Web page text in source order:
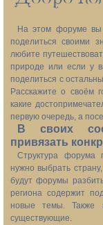
На этом форуме вы
поделиться своими
любите
природе или если у
поделиться с
Расскажите о своём
какие
первую очередь, а
В своих
привязать
Структура форума
нужно выбрать
будут форумы
региона содержит
новые темы. Также
существующие.